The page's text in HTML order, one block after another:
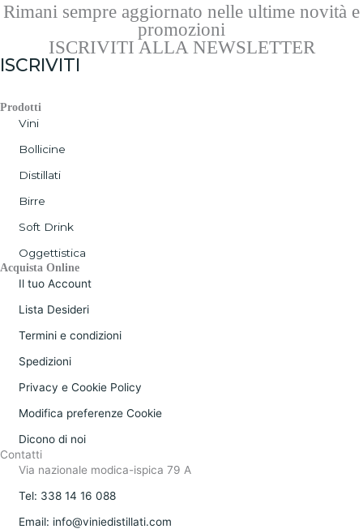
Rimani sempre aggiornato nelle ultime novità e
promozioni
ISCRIVITI ALLA NEWSLETTER
ISCRIVITI
Prodotti
Vini
Bollicine
Distillati
Birre
Soft Drink
Oggettistica
Acquista Online
Il tuo Account
Lista Desideri
Termini e condizioni
Spedizioni
Privacy e Cookie Policy
Modifica preferenze Cookie
Dicono di noi
Contatti
Via nazionale modica-ispica 79 A
Tel: 338 14 16 088
Email: info@viniedistillati.com